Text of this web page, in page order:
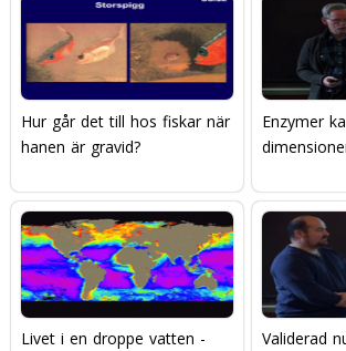
Hur går det till hos fiskar när
hanen är gravid?
Enzymer
Livet i en droppe vatten -
Validerad